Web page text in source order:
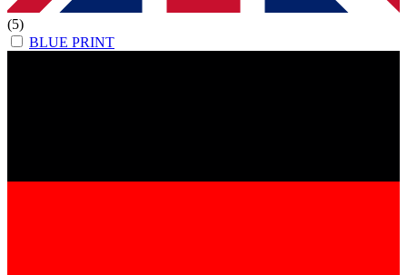
(5)
BLUE PRINT